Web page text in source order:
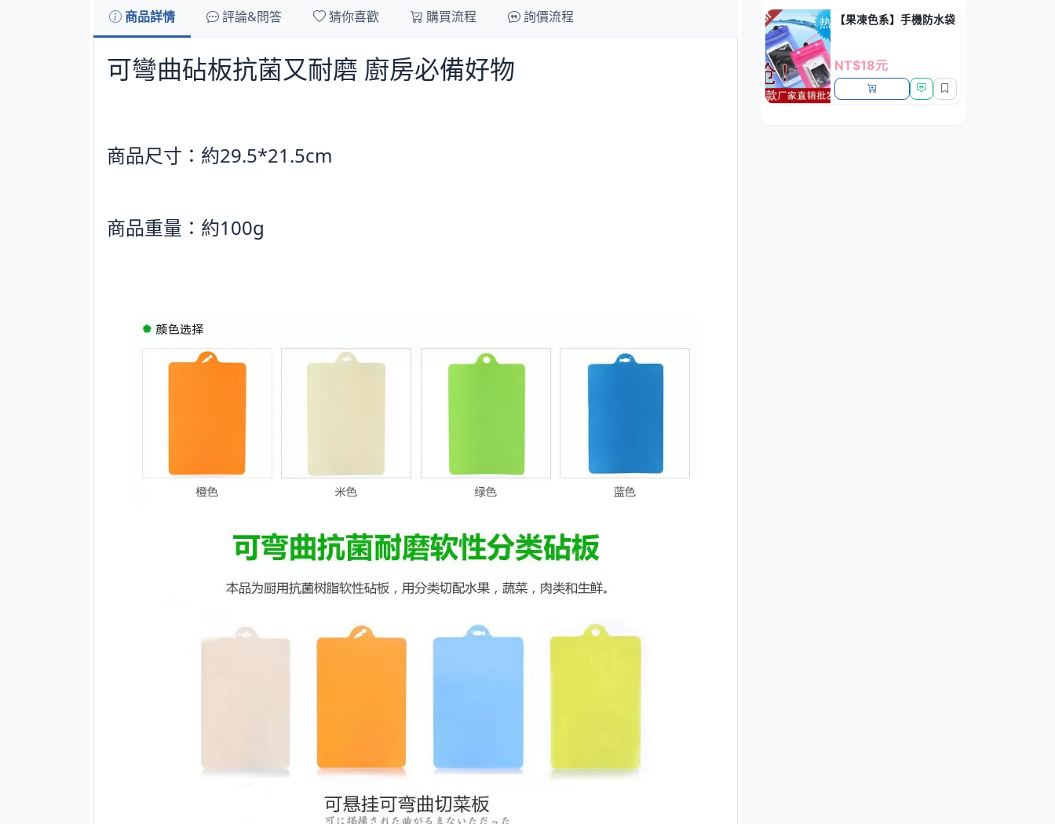
商品詳情 評論&問答 猜你喜歡 購買流程 詢價流程
可彎曲砧板抗菌又耐磨 廚房必備好物
商品尺寸：約29.5*21.5cm
商品重量：約100g
【果凍色系】手機防水袋 - 可觸控防水保護套
NT$18元